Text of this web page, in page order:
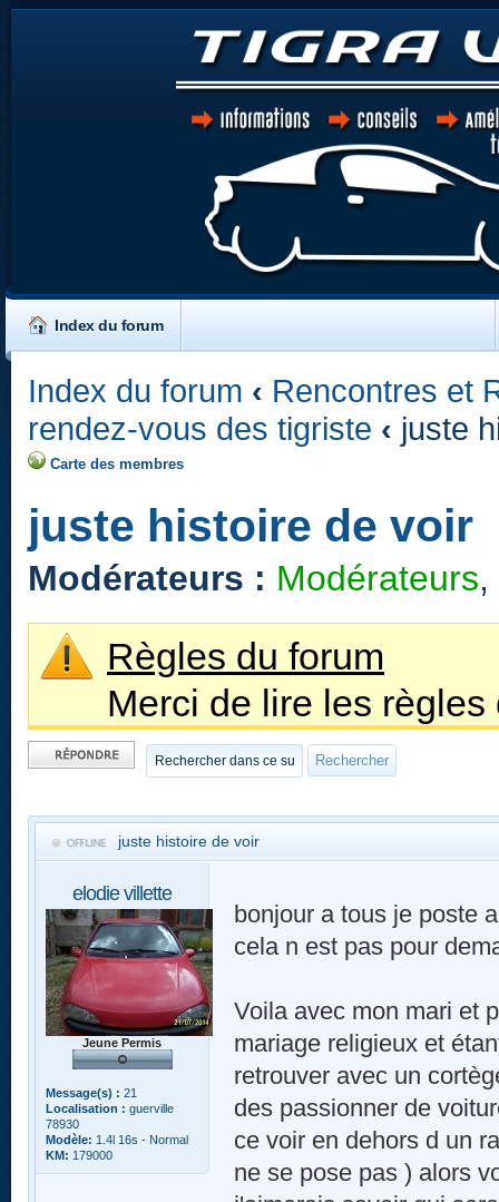
Index du forum
Index du forum ‹ Rencontres et
rendez-vous des tigriste ‹ juste
Carte des membres
juste histoire de voir
Modérateurs : Modérateurs,
Règles du forum
Merci de lire les règles
Publier une
réponse
juste histoire de voir
elodie villette
Jeune Permis
Message(s) : 21
Localisation : guerville
78930
Modèle: 1.4l 16s - Normal
KM: 179000
bonjour a tous je poste
cela n est pas pour
Voila avec mon mari et
mariage religieux et
retrouver avec un
des passionner de
ce voir en dehors d un
ne se pose pas ) alors